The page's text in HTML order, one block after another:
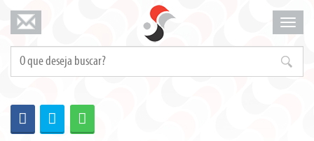
menu